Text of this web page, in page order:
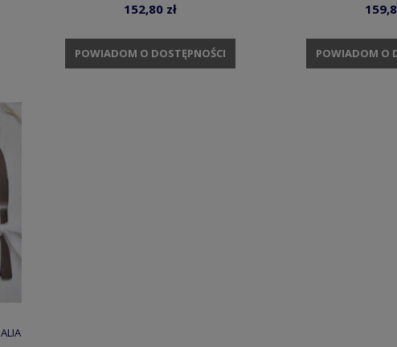
152,80 zł
POWIADOM O DOSTĘPNOŚCI POWIADOM O